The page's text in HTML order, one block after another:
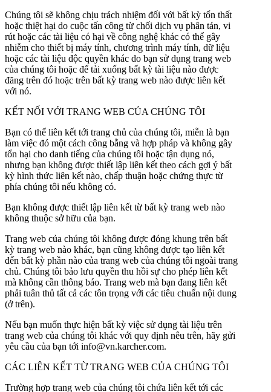
Chúng tôi sẽ không chịu trách nhiệm đối với bất kỳ tổn thất
hoặc thiệt hại do cuộc tấn công từ chối dịch vụ phân tán, vi
rút hoặc các tài liệu có hại về công nghệ khác có thể gây
nhiễm cho thiết bị máy tính, chương trình máy tính, dữ liệu
hoặc các tài liệu độc quyền khác do bạn sử dụng trang web
của chúng tôi hoặc để tải xuống bất kỳ tài liệu nào được
đăng trên đó hoặc trên bất kỳ trang web nào được liên kết
với nó.
KẾT NỐI VỚI TRANG WEB CỦA CHÚNG TÔI
Bạn có thể liên kết tới trang chủ của chúng tôi, miễn là bạn
làm việc đó một cách công bằng và hợp pháp và không gây
tổn hại cho danh tiếng của chúng tôi hoặc tận dụng nó,
nhưng bạn không được thiết lập liên kết theo cách gợi ý bất
kỳ hình thức liên kết nào, chấp thuận hoặc chứng thực từ
phía chúng tôi nếu không có.
Bạn không được thiết lập liên kết từ bất kỳ trang web nào
không thuộc sở hữu của bạn.
Trang web của chúng tôi không được đóng khung trên bất
kỳ trang web nào khác, bạn cũng không được tạo liên kết
đến bất kỳ phần nào của trang web của chúng tôi ngoài trang
chủ. Chúng tôi bảo lưu quyền thu hồi sự cho phép liên kết
mà không cần thông báo. Trang web mà bạn đang liên kết
phải tuân thủ tất cả các tôn trọng với các tiêu chuẩn nội dung
(ở trên).
Nếu bạn muốn thực hiện bất kỳ việc sử dụng tài liệu trên
trang web của chúng tôi khác với quy định nêu trên, hãy gửi
yêu cầu của bạn tới info@vn.karcher.com.
CÁC LIÊN KẾT TỪ TRANG WEB CỦA CHÚNG TÔI
Trường hợp trang web của chúng tôi chứa liên kết tới các